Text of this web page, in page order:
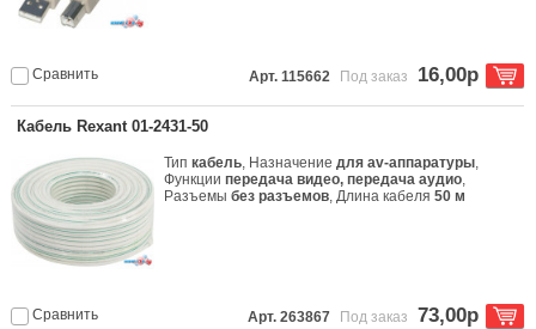
Сравнить Арт. 115662 Под заказ 16,00р
Кабель Rexant 01-2431-50
Типкабель, Назначениедля av-аппаратуры,
Функциипередача видео, передача аудио,
Разъемыбез разъемов, Длина кабеля50 м
Сравнить Арт. 263867 Под заказ 73,00р